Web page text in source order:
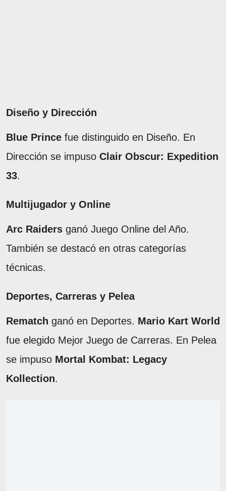
Diseño y Dirección
Blue Prince fue distinguido en Diseño. En
Dirección se impuso Clair Obscur: Expedition
33.
Multijugador y Online
Arc Raiders ganó Juego Online del Año.
También se destacó en otras categorías
técnicas.
Deportes, Carreras y Pelea
Rematch ganó en Deportes. Mario Kart World
fue elegido Mejor Juego de Carreras. En Pelea
se impuso Mortal Kombat: Legacy
Kollection.